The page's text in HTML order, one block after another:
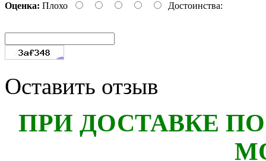
Оценка: Плохо Достоинства:
Оставить отзыв
ПРИ ДОСТАВКЕ